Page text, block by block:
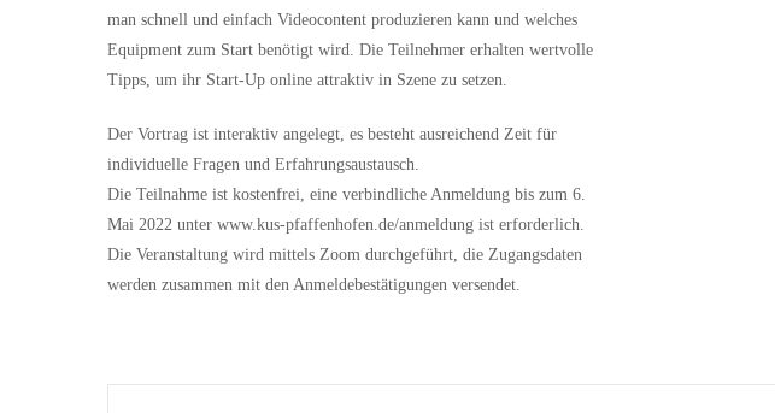
man schnell und einfach Videocontent produzieren kann und welches
Equipment zum Start benötigt wird. Die Teilnehmer erhalten wertvolle
Tipps, um ihr Start-Up online attraktiv in Szene zu setzen.
Der Vortrag ist interaktiv angelegt, es besteht ausreichend Zeit für
individuelle Fragen und Erfahrungsaustausch.
Die Teilnahme ist kostenfrei, eine verbindliche Anmeldung bis zum 6.
Mai 2022 unter www.kus-pfaffenhofen.de/anmeldung ist erforderlich.
Die Veranstaltung wird mittels Zoom durchgeführt, die Zugangsdaten
werden zusammen mit den Anmeldebestätigungen versendet.